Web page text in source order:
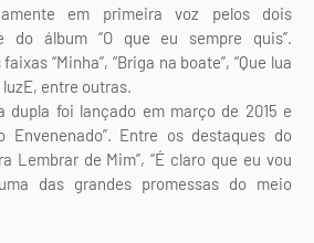
em primeira voz pelos dois
do álbum “O que eu sempre quis”.
“Minha”, “Briga na boate”, “Que lua
luzE, entre outras.
dupla foi lançado em março de 2015 e
Envenenado”. Entre os destaques do
Lembrar de Mim”, “É claro que eu vou
das grandes promessas do meio